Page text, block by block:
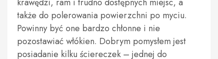
także do polerowania powierzchni po myciu.
Powinny być one bardzo chłonne i nie
pozostawiać włókien. Dobrym pomysłem jest
posiadanie kilku ściereczek – jednej do